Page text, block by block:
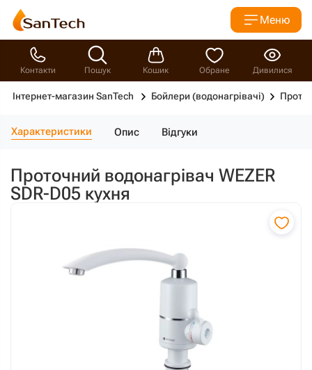
Меню
Контакти Пошук Кошик Обране Дивилися
Інтернет-магазин SanTech Бойлери (водонагрівачі)
Характеристики Опис Відгуки
Проточний водонагрівач WEZER
SDR-D05 кухня